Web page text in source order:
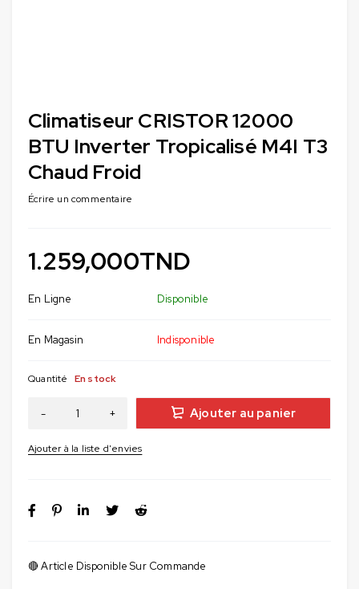
Climatiseur CRISTOR 12000
BTU Inverter Tropicalisé M4I T3
Chaud Froid
Écrire un commentaire
🔴 Article Disponible Sur Commande
1.259,000TND
En Ligne Disponible
En Magasin Indisponible
Quantité En stock
Ajouter au panier